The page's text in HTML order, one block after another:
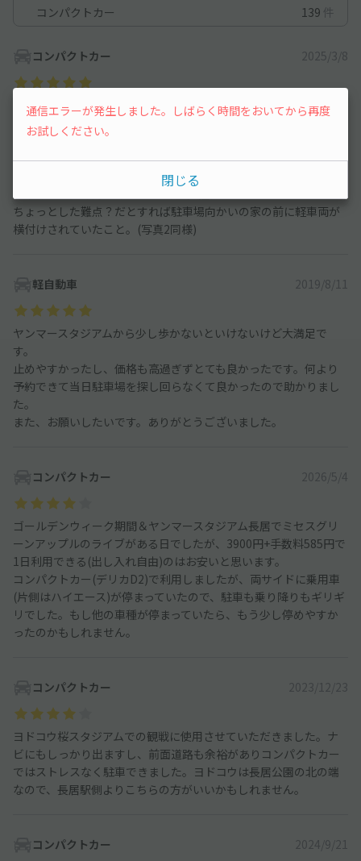
コンパクトカー 139 件
コンパクトカー 2025/3/8
ヨドコウ桜スタジアムへサッカー観戦で利用、駐車場から徒歩15
分程度、ほぼほぼ一本道でした。
行きは5号線から南田辺西交差点。
帰りは26号線へ出るため商店街を横切るするルートを選択しまし
たが、対向車とすれ違いが出来ないほど道幅が狭かったです。
駐車場から西方向へ行き、東田辺1交差点へ出るルートがベスト。
ちょっとした難点？だとすれば駐車場向かいの家の前に軽車両が
横付けされていたこと。(写真2同様)
軽自動車 2019/8/11
ヤンマースタジアムから少し歩かないといけないけど大満足で
す。
止めやすかったし、価格も高過ぎずとても良かったです。何より
予約できて当日駐車場を探し回らなくて良かったので助かりまし
た。
また、お願いしたいです。ありがとうございました。
コンパクトカー 2026/5/4
ゴールデンウィーク期間＆ヤンマースタジアム長居でミセスグリ
ーンアップルのライブがある日でしたが、3900円+手数料585円で
1日利用できる(出し入れ自由)のはお安いと思います。
コンパクトカー(デリカD2)で利用しましたが、両サイドに乗用車
(片側はハイエース)が停まっていたので、駐車も乗り降りもギリギ
リでした。もし他の車種が停まっていたら、もう少し停めやすか
ったのかもしれません。
コンパクトカー 2023/12/23
ヨドコウ桜スタジアムでの観戦に使用させていただきました。ナ
ビにもしっかり出ますし、前面道路も余裕がありコンパクトカー
ではストレスなく駐車できました。ヨドコウは長居公園の北の端
なので、長居駅側よりこちらの方がいいかもしれません。
コンパクトカー 2024/9/21
通信エラーが発生しました。しばらく時間をおいてから再度
お試しください。
閉じる